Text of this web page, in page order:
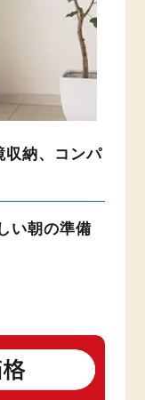
収納、コンパ
い朝の準備